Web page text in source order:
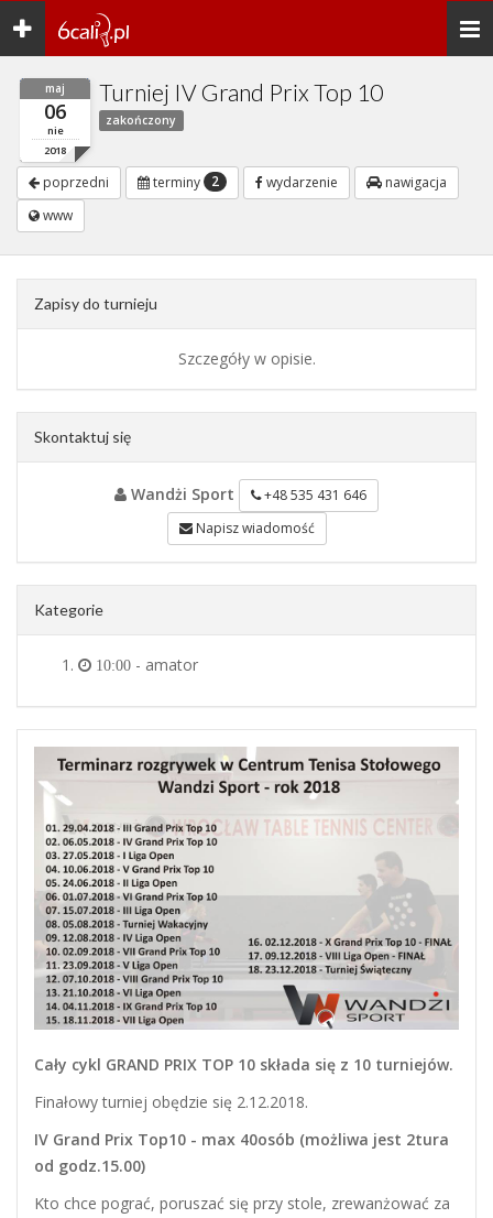
Toggle
navigation
maj
06
nie
2018
Turniej IV Grand Prix Top 10
zakończony
poprzedni terminy 2 wydarzenie
nawigacja
www
Zapisy do turnieju
Szczegóły w opisie.
Skontaktuj się
Wandżi Sport
+48 535 431 646
Napisz wiadomość
Kategorie
10:00 - amator
Cały cykl GRAND PRIX TOP 10 składa się z 10 turniejów.
Finałowy turniej obędzie się 2.12.2018.
IV Grand Prix Top10 - max 40osób (możliwa jest 2tura
od godz.15.00)
Kto chce pograć, poruszać się przy stole, zrewanżować za